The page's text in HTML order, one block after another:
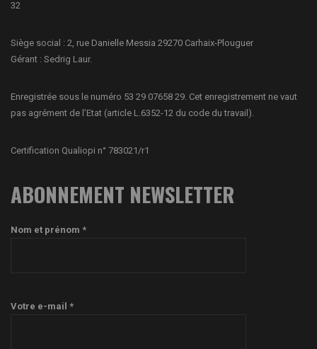
32
Siège social : 2, rue Danielle Messia 29270 Carhaix-Plouguer
Gérant : Sedrig Laur.
Enregistrée sous le numéro 53 29 07658 29. Cet enregistrement ne vaut
pas agrément de l’Etat (article L.6352-12 du code du travail).
Certification Qualiopi n° 783021/r1
ABONNEMENT NEWSLETTER
Nom et prénom *
Votre e-mail *